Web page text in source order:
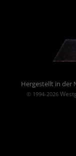
Hergestellt in der
© 1994-2026